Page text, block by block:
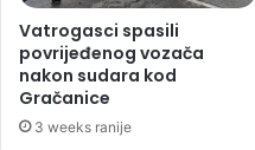
Vatrogasci spasili
povrijeđenog vozača
nakon sudara kod
Gračanice
3 weeks ranije